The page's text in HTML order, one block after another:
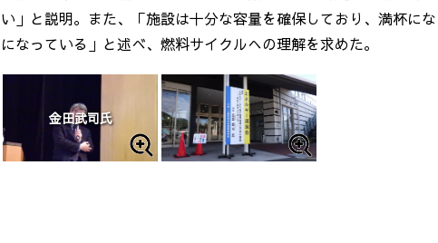
い」と説明。また、「施設は十分な容量を確保しており、満杯に
になっている」と述べ、燃料サイクルへの理解を求めた。
金田武司氏